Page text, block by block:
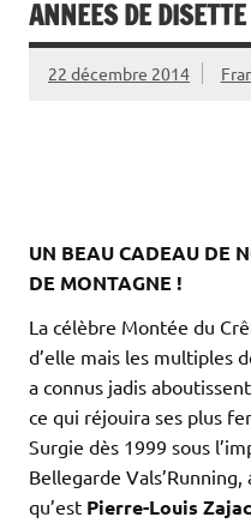
ANNEES DE
22 décembre 2014
UN BEAU CADEAU DE
DE MONTAGNE !
La célèbre Montée du
d’elle mais les multiples
a connus jadis
ce qui réjouira ses plus
Surgie dès 1999 sous
Bellegarde
qu’est Pierre-Louis Zajac